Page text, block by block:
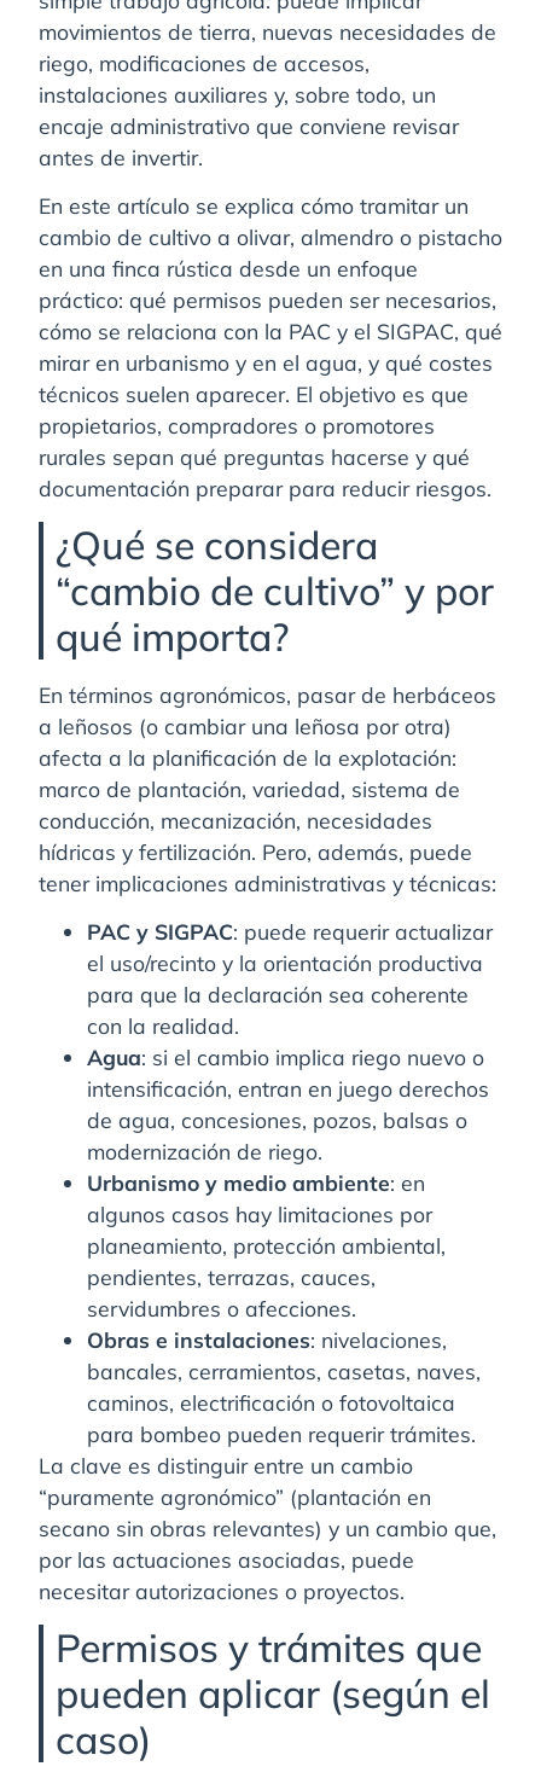
movimientos de tierra, nuevas necesidades de
riego, modificaciones de accesos,
instalaciones auxiliares y, sobre todo, un
encaje administrativo que conviene revisar
antes de invertir.
En este artículo se explica cómo tramitar un
cambio de cultivo a olivar, almendro o pistacho
en una finca rústica desde un enfoque
práctico: qué permisos pueden ser necesarios,
cómo se relaciona con la PAC y el SIGPAC, qué
mirar en urbanismo y en el agua, y qué costes
técnicos suelen aparecer. El objetivo es que
propietarios, compradores o promotores
rurales sepan qué preguntas hacerse y qué
documentación preparar para reducir riesgos.
¿Qué se considera
“cambio de cultivo” y por
qué importa?
En términos agronómicos, pasar de herbáceos
a leñosos (o cambiar una leñosa por otra)
afecta a la planificación de la explotación:
marco de plantación, variedad, sistema de
conducción, mecanización, necesidades
hídricas y fertilización. Pero, además, puede
tener implicaciones administrativas y técnicas:
PAC y SIGPAC: puede requerir actualizar
el uso/recinto y la orientación productiva
para que la declaración sea coherente
con la realidad.
Agua: si el cambio implica riego nuevo o
intensificación, entran en juego derechos
de agua, concesiones, pozos, balsas o
modernización de riego.
Urbanismo y medio ambiente: en
algunos casos hay limitaciones por
planeamiento, protección ambiental,
pendientes, terrazas, cauces,
servidumbres o afecciones.
Obras e instalaciones: nivelaciones,
bancales, cerramientos, casetas, naves,
caminos, electrificación o fotovoltaica
para bombeo pueden requerir trámites.
La clave es distinguir entre un cambio
“puramente agronómico” (plantación en
secano sin obras relevantes) y un cambio que,
por las actuaciones asociadas, puede
necesitar autorizaciones o proyectos.
Permisos y trámites que
pueden aplicar (según el
caso)